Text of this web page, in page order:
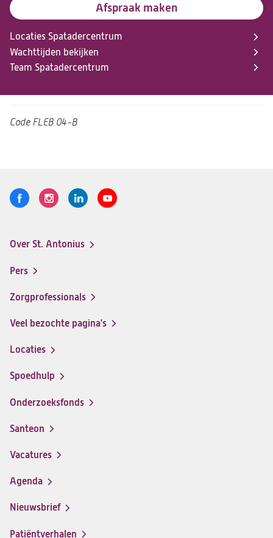
Afspraak maken
Locaties Spatadercentrum
Wachttijden bekijken
Team Spatadercentrum
Code FLEB 04-B
Volg
Logo
een
ziekenhuis
op
Logo
een
op
Logo
een
op
Logo
menu
Over St. Antonius
Pers
Zorgprofessionals
Veel bezochte pagina's
Locaties
Spoedhulp
Onderzoeksfonds
Santeon
(opent
in
nieuwe
Vacatures
(opent
in
nieuwe
Agenda
Nieuwsbrief
Patiëntverhalen